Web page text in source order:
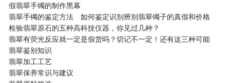
假翡翠手镯的制作黑幕
翡翠手镯的鉴定方法 如何鉴定识别辨别翡翠镯子的真假和价格
检验翡翠原石的五种高科技仪器，你见过几种？
翡翠有荧光反应就一定是假货吗？切记不一定！还有这三种可能
翡翠鉴别知识
翡翠加工工艺
翡翠保养常识与建议